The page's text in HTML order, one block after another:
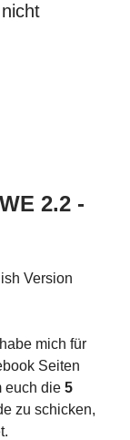
2.2 -
Version
mich für
Seiten
euch die 5
zu schicken,